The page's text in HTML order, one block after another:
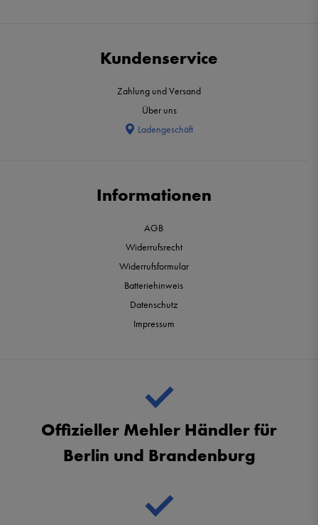
Kundenservice
Zahlung und Versand
Über uns
Ladengeschäft
Informationen
AGB
Widerrufsrecht
Widerrufsformular
Batteriehinweis
Datenschutz
Impressum
Offizieller Mehler Händler für
Berlin und Brandenburg